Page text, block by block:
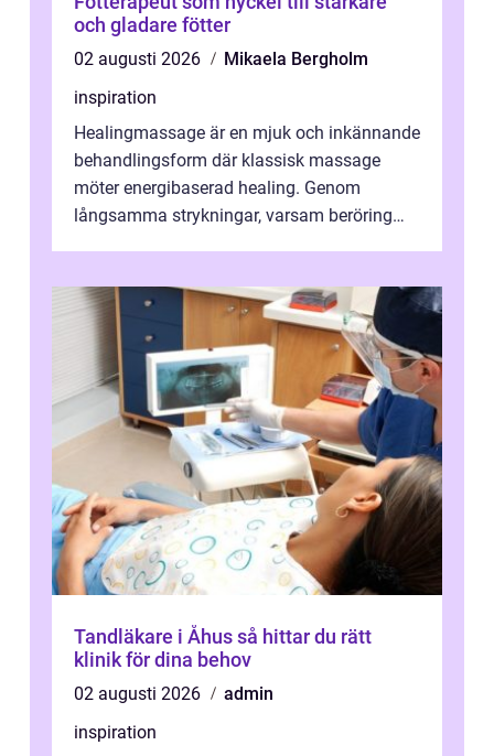
och gladare fötter
02 augusti 2026
Mikaela Bergholm
inspiration
Healingmassage är en mjuk och inkännande
behandlingsform där klassisk massage
möter energibaserad healing. Genom
långsamma strykningar, varsam beröring
Tandläkare i Åhus så hittar du rätt
klinik för dina behov
02 augusti 2026
admin
inspiration